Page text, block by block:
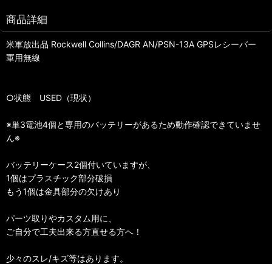
商品詳細
米軍放出品 Rockwell Collins/DAGR AN/PSN-13A GPSレシーバー
軍用無線
○状態 USED（現状）
※単3電池4個と専用のバッテリーがあるため動作確認できていませ
ん※
バッテリーケース2個付いていますが、
1個はプラスチック部分破損
もう1個は金具部分の欠けあり
パーツ取りやカスタム用に、
ご自分で工夫出来る方直せる方へ！
少々のスレ/キズ等はあります。